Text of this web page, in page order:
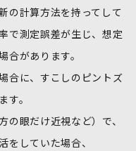
の計算方法を持ってして
で測定誤差が生じ、想定
合があります。
合に、すこしのピントズ
す。
の眼だけ近視など）で、
をしていた場合、